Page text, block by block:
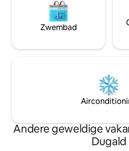
Zwembad
Andere geweldige
Dugald